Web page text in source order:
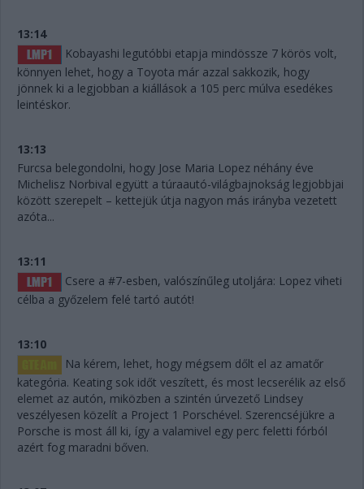
13:14
Kobayashi legutóbbi etapja mindössze 7 körös volt,
könnyen lehet, hogy a Toyota már azzal sakkozik, hogy
jönnek ki a legjobban a kiállások a 105 perc múlva esedékes
leintéskor.
13:13
Furcsa belegondolni, hogy Jose Maria Lopez néhány éve
Michelisz Norbival együtt a túraautó-világbajnokság legjobbjai
között szerepelt – kettejük útja nagyon más irányba vezetett
azóta...
13:11
Csere a #7-esben, valószínűleg utoljára: Lopez viheti
célba a győzelem felé tartó autót!
13:10
Na kérem, lehet, hogy mégsem dőlt el az amatőr
kategória. Keating sok időt veszített, és most lecserélik az első
elemet az autón, miközben a szintén úrvezető Lindsey
veszélyesen közelít a Project 1 Porschével. Szerencséjükre a
Porsche is most áll ki, így a valamivel egy perc feletti fórból
azért fog maradni bőven.